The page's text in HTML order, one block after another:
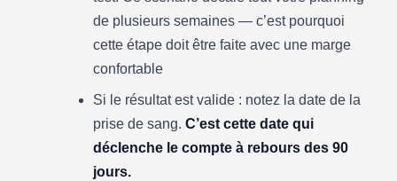
de plusieurs semaines — c’est pourquoi
cette étape doit être faite avec une marge
confortable
Si le résultat est valide : notez la date de la
prise de sang. C’est cette date qui
déclenche le compte à rebours des 90
jours.